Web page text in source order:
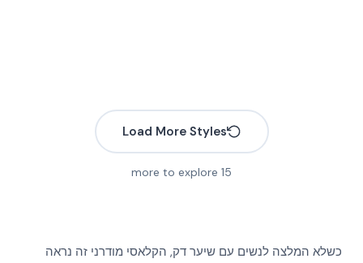
Load More Styles
15
כשלא המלצה לנשים עם שיער דק, הקלאסי מודרני זה נראה